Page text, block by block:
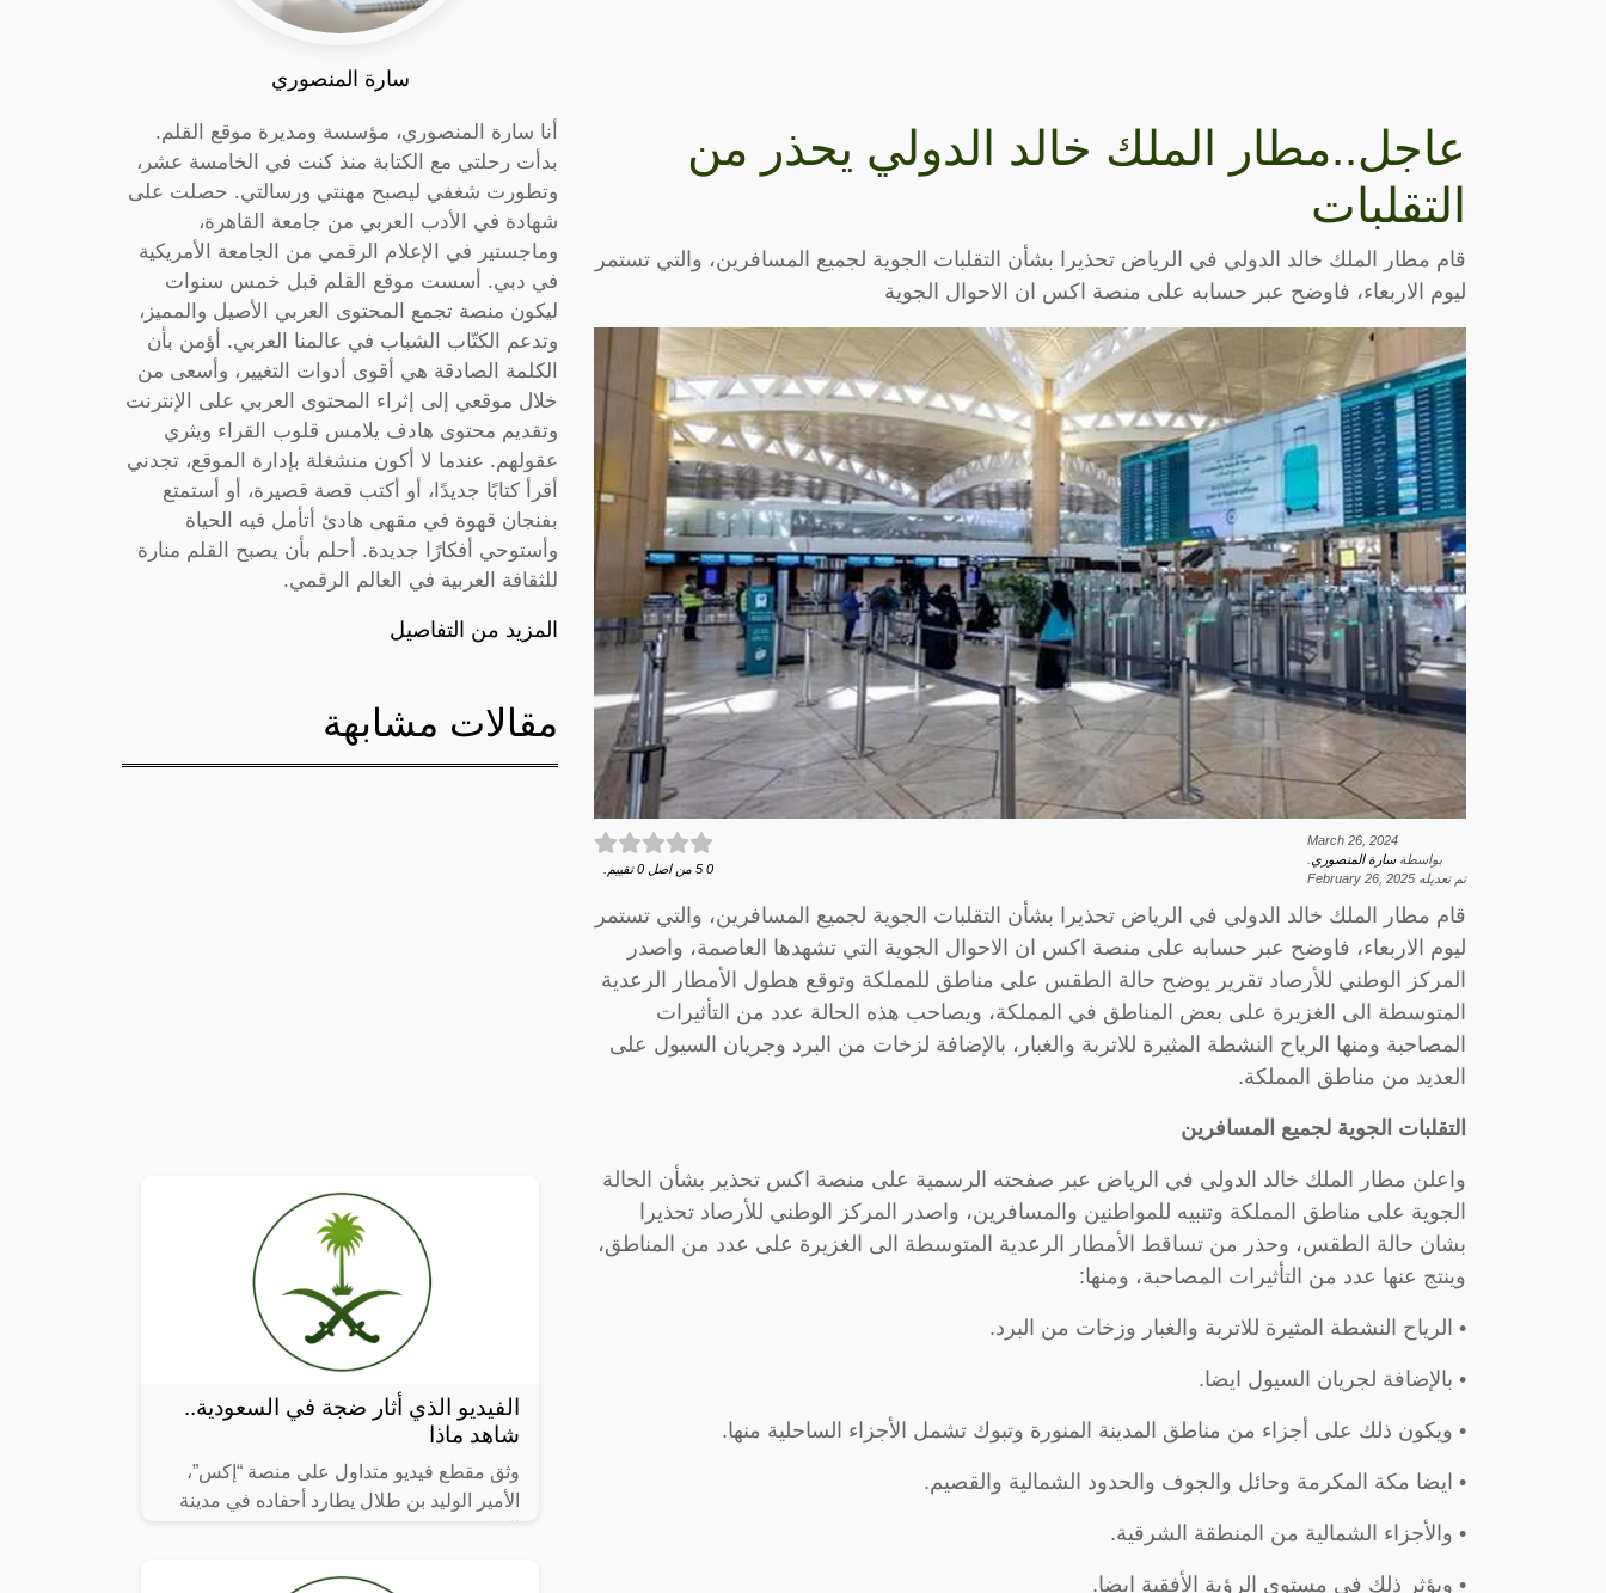
عاجل..مطار الملك خالد الدولي يحذر من
التقلبات
قام مطار الملك خالد الدولي في الرياض تحذيرا بشأن التقلبات الجوية لجميع المسافرين، والتي تستمر
ليوم الاربعاء، فاوضح عبر حسابه على منصة اكس ان الاحوال الجوية
March 26, 2024
بواسطةسارة المنصوري
تم تعديله February 26, 2025
0
5 من اصل 0 تقييم.
قام مطار الملك خالد الدولي في الرياض تحذيرا بشأن التقلبات الجوية لجميع المسافرين، والتي تستمر
ليوم الاربعاء، فاوضح عبر حسابه على منصة اكس ان الاحوال الجوية التي تشهدها العاصمة، واصدر
المركز الوطني للأرصاد تقرير يوضح حالة الطقس على مناطق للمملكة وتوقع هطول الأمطار الرعدية
المتوسطة الى الغزيرة على بعض المناطق في المملكة، ويصاحب هذه الحالة عدد من التأثيرات
المصاحبة ومنها الرياح النشطة المثيرة للاتربة والغبار، بالإضافة لزخات من البرد وجريان السيول على
العديد من مناطق المملكة.
التقلبات الجوية لجميع المسافرين
واعلن مطار الملك خالد الدولي في الرياض عبر صفحته الرسمية على منصة اكس تحذير بشأن الحالة
الجوية على مناطق المملكة وتنبيه للمواطنين والمسافرين، واصدر المركز الوطني للأرصاد تحذيرا
بشان حالة الطقس، وحذر من تساقط الأمطار الرعدية المتوسطة الى الغزيرة على عدد من المناطق،
وينتج عنها عدد من التأثيرات المصاحبة، ومنها:
• الرياح النشطة المثيرة للاتربة والغبار وزخات من البرد.
• بالإضافة لجريان السيول ايضا.
• ويكون ذلك على أجزاء من مناطق المدينة المنورة وتبوك تشمل الأجزاء الساحلية منها.
• ايضا مكة المكرمة وحائل والجوف والحدود الشمالية والقصيم.
• والأجزاء الشمالية من المنطقة الشرقية.
• ويؤثر ذلك في مستوى الرؤية الأفقية ايضا.
سارة المنصوري
أنا سارة المنصوري، مؤسسة ومديرة موقع القلم.
بدأت رحلتي مع الكتابة منذ كنت في الخامسة عشر،
وتطورت شغفي ليصبح مهنتي ورسالتي. حصلت على
شهادة في الأدب العربي من جامعة القاهرة،
وماجستير في الإعلام الرقمي من الجامعة الأمريكية
في دبي. أسست موقع القلم قبل خمس سنوات
ليكون منصة تجمع المحتوى العربي الأصيل والمميز،
وتدعم الكتّاب الشباب في عالمنا العربي. أؤمن بأن
الكلمة الصادقة هي أقوى أدوات التغيير، وأسعى من
خلال موقعي إلى إثراء المحتوى العربي على الإنترنت
وتقديم محتوى هادف يلامس قلوب القراء ويثري
عقولهم. عندما لا أكون منشغلة بإدارة الموقع، تجدني
أقرأ كتابًا جديدًا، أو أكتب قصة قصيرة، أو أستمتع
بفنجان قهوة في مقهى هادئ أتأمل فيه الحياة
وأستوحي أفكارًا جديدة. أحلم بأن يصبح القلم منارة
للثقافة العربية في العالم الرقمي.
المزيد من التفاصيل
مقالات مشابهة
الفيديو الذي أثار ضجة في السعودية..
شاهد ماذا
وثق مقطع فيديو متداول على منصة “إكس”،
الأمير الوليد بن طلال يطارد أحفاده في مدينة